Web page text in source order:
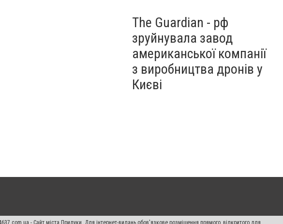
The Guardian - рф
зруйнувала завод
американської компанії
з виробництва дронів у
Києві
- Сайт міста Прилуки. Для інтернет-видань обов'язкове розміщення прямого, відкритого для